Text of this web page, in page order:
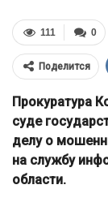
0
111
Поделится
Прокуратура
суде
делу о
на службу
области.